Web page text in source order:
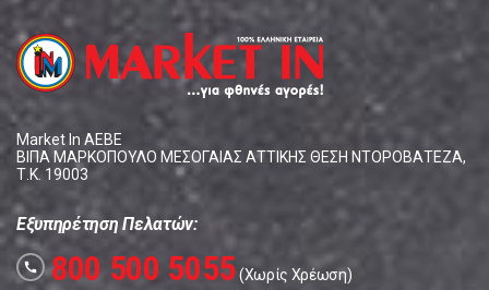
Market In ΑΕΒΕ
ΒΙΠΑ ΜΑΡΚΟΠΟΥΛΟ ΜΕΣΟΓΑΙΑΣ ΑΤΤΙΚΗΣ ΘΕΣΗ ΝΤΟΡΟΒΑΤΕΖΑ,
Τ.Κ. 19003
Εξυπηρέτηση Πελατών:
call 800 500 5055(Χωρίς Χρέωση)